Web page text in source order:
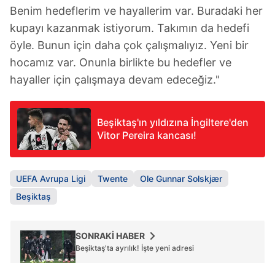
Benim hedeflerim ve hayallerim var. Buradaki her
kupayı kazanmak istiyorum. Takımın da hedefi
öyle. Bunun için daha çok çalışmalıyız. Yeni bir
hocamız var. Onunla birlikte bu hedefler ve
hayaller için çalışmaya devam edeceğiz."
Beşiktaş'ın yıldızına İngiltere'den
Vitor Pereira kancası!
UEFA Avrupa Ligi Twente
Ole Gunnar Solskjær
Beşiktaş
SONRAKİ HABER
Beşiktaş'ta ayrılık! İşte yeni adresi